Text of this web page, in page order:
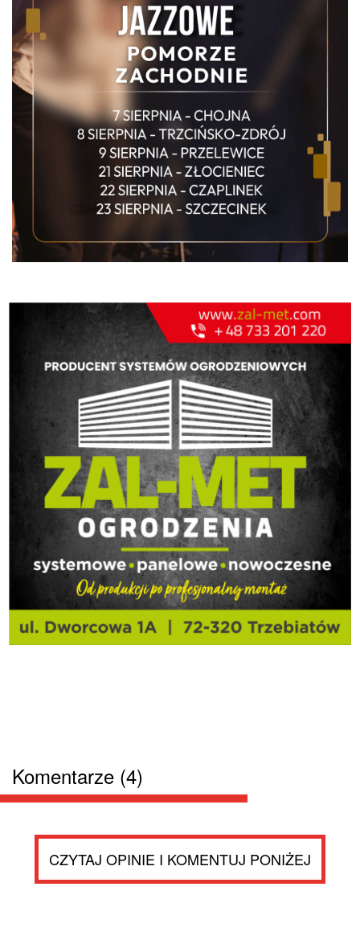
Komentarze (4)
CZYTAJ OPINIE I KOMENTUJ PONIŻEJ